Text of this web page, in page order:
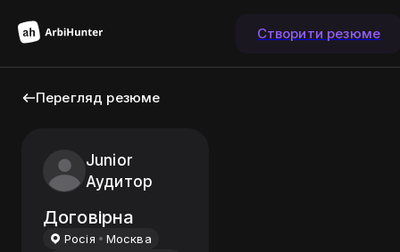
Створити резюме
Перегляд резюме
Junior
Аудитор
Договірна
Росiя
Москва